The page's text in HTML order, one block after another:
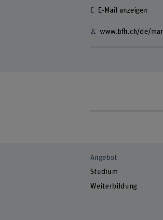
E-Mail anzeigen
www.bfh.ch/de/
Angebot
Studium
Weiterbildung